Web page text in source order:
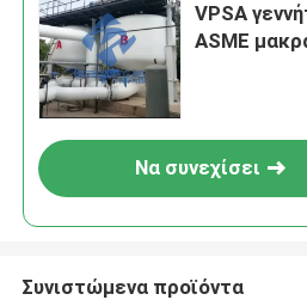
VPSA
ASME
Να συνεχίσει
Συνιστώμενα προϊόντα